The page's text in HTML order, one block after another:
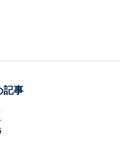
サービスの利用により、売上の一部が
ります。
ーバー」が19％オフで登
記事